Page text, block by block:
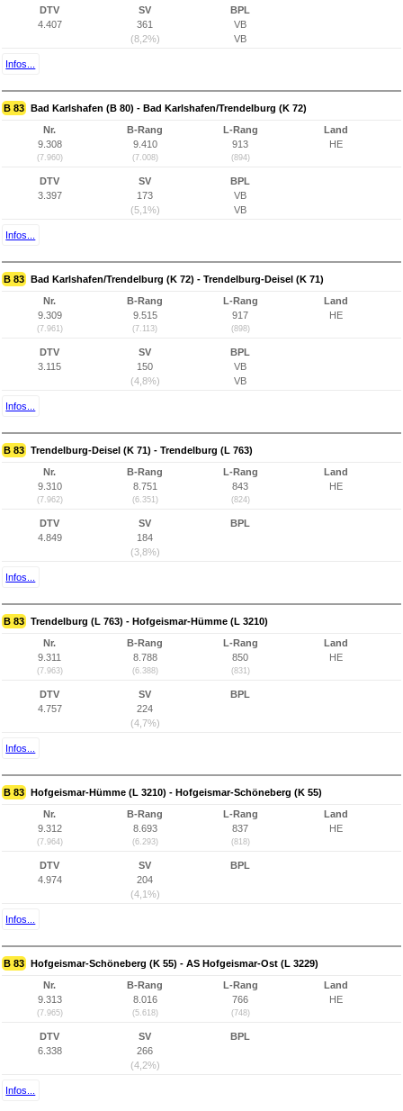
DTV
4.407
SV
361
(8,2%)
BPL
VB
VB
Infos...
B 83 Bad Karlshafen (B 80) - Bad Karlshafen/Trendelburg (K 72)
Nr.
9.308
(7.960)
B-Rang
9.410
(7.008)
L-Rang
913
(894)
Land
HE
DTV
3.397
SV
173
(5,1%)
BPL
VB
VB
Infos...
B 83 Bad Karlshafen/Trendelburg (K 72) - Trendelburg-Deisel (K 71)
Nr.
9.309
(7.961)
B-Rang
9.515
(7.113)
L-Rang
917
(898)
Land
HE
DTV
3.115
SV
150
(4,8%)
BPL
VB
VB
Infos...
B 83 Trendelburg-Deisel (K 71) - Trendelburg (L 763)
Nr.
9.310
(7.962)
B-Rang
8.751
(6.351)
L-Rang
843
(824)
Land
HE
DTV
4.849
SV
184
(3,8%)
BPL
Infos...
B 83 Trendelburg (L 763) - Hofgeismar-Hümme (L 3210)
Nr.
9.311
(7.963)
B-Rang
8.788
(6.388)
L-Rang
850
(831)
Land
HE
DTV
4.757
SV
224
(4,7%)
BPL
Infos...
B 83 Hofgeismar-Hümme (L 3210) - Hofgeismar-Schöneberg (K 55)
Nr.
9.312
(7.964)
B-Rang
8.693
(6.293)
L-Rang
837
(818)
Land
HE
DTV
4.974
SV
204
(4,1%)
BPL
Infos...
B 83 Hofgeismar-Schöneberg (K 55) - AS Hofgeismar-Ost (L 3229)
Nr.
9.313
(7.965)
B-Rang
8.016
(5.618)
L-Rang
766
(748)
Land
HE
DTV
6.338
SV
266
(4,2%)
BPL
Infos...